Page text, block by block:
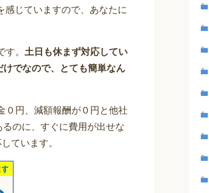
感じていますので、あなたに
。 土日も休まず対応してい
でなので、とても簡単なん
０円、減額報酬が０円と他社
のに、すぐに費用が出せな
ています。